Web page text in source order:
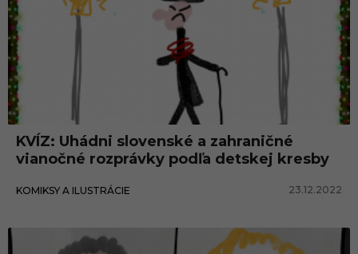
e
t
s
k
á
k
r
s
b
a
KVÍZ: Uhádni slovenské a zahraničné
vianočné rozprávky podľa detskej kresby
KOMIKSY A ILUSTRÁCIE 23.12.2022